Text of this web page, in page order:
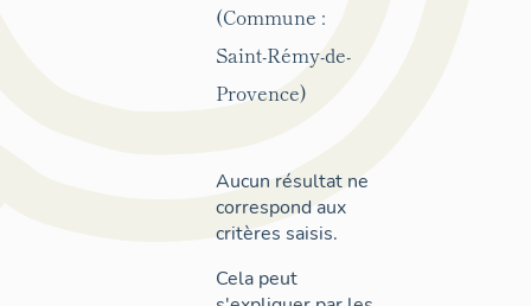
(Commune :
Saint-Rémy-de-
Provence)
Aucun résultat ne
correspond aux
critères saisis.
Cela peut